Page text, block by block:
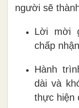
người sẽ
Lời mời
chấp
Hành
dài và
thực hiện